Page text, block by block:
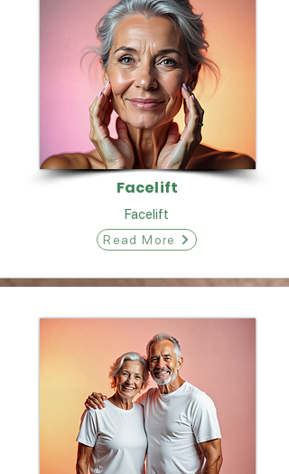
Facelift
Facelift
Read More